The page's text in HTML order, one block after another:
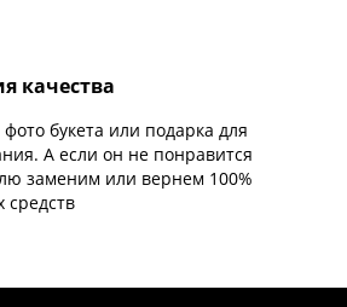
качества
букета или подарка для
А если он не понравится
заменим или вернем 100%